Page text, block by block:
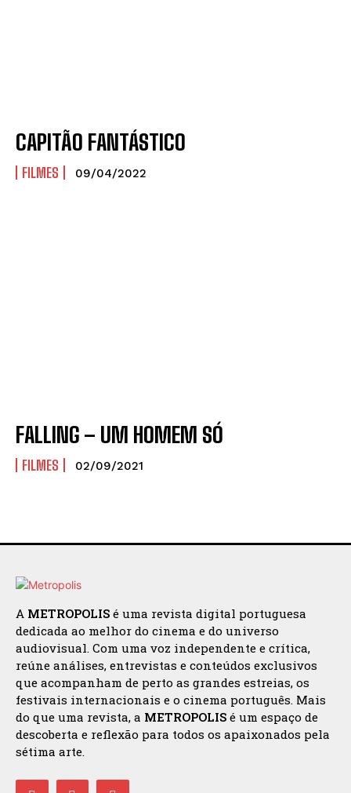
CAPITÃO FANTÁSTICO
FILMES 09/04/2022
FALLING – UM HOMEM SÓ
FILMES 02/09/2021
A METROPOLIS é uma revista digital portuguesa
dedicada ao melhor do cinema e do universo
audiovisual. Com uma voz independente e crítica,
reúne análises, entrevistas e conteúdos exclusivos
que acompanham de perto as grandes estreias, os
festivais internacionais e o cinema português. Mais
do que uma revista, a METROPOLIS é um espaço de
descoberta e reflexão para todos os apaixonados pela
sétima arte.